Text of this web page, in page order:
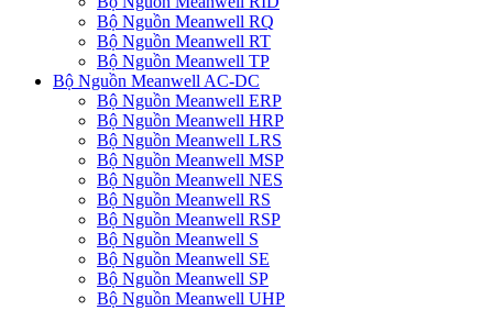
Bộ Nguồn Meanwell RQ
Bộ Nguồn Meanwell RT
Bộ Nguồn Meanwell TP
Bộ Nguồn Meanwell AC-DC
Bộ Nguồn Meanwell ERP
Bộ Nguồn Meanwell HRP
Bộ Nguồn Meanwell LRS
Bộ Nguồn Meanwell MSP
Bộ Nguồn Meanwell NES
Bộ Nguồn Meanwell RS
Bộ Nguồn Meanwell RSP
Bộ Nguồn Meanwell S
Bộ Nguồn Meanwell SE
Bộ Nguồn Meanwell SP
Bộ Nguồn Meanwell UHP